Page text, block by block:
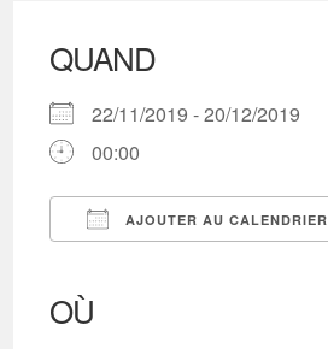
QUAND
22/11/2019 - 20/12/2019
00:00
AJOUTER AU CALENDRIER
OÙ